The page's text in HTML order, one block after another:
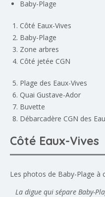
Baby-Plage
Côté Eaux-Vives
Baby-Plage
Zone arbres
Côté jetée CGN
Plage des Eaux-Vives
Quai Gustave-Ador
Buvette
Débarcadère CGN des
Côté Eaux-Vives
Les photos de Baby-Plage à
La digue qui sépare Baby-